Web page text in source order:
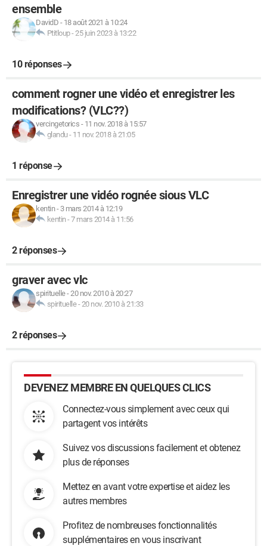
ensemble
DavidD - 18 août 2021 à 10:24
Ptitloup-25 juin 2023 à 13:22
10 réponses
comment rogner une vidéo et enregistrer les
modifications? (VLC??)
vercingetorics - 11 nov. 2018 à 15:57
glandu- 11 nov. 2018 à 21:05
1 réponse
Enregistrer une vidéo rognée sious VLC
kentin- 3 mars 2014 à 12:19
kentin-7 mars 2014 à 11:56
2 réponses
graver avec vlc
spirituelle-20 nov. 2010 à 20:27
spirituelle-20 nov. 2010 à 21:33
2 réponses
DEVENEZ MEMBRE EN QUELQUES CLICS
Connectez-vous simplement avec ceux qui
partagent vos intérêts
Suivez vos discussions facilement et obtenez
plus de réponses
Mettez en avant votre expertise et aidez les
autres membres
Profitez de nombreuses fonctionnalités
supplémentaires en vous inscrivant